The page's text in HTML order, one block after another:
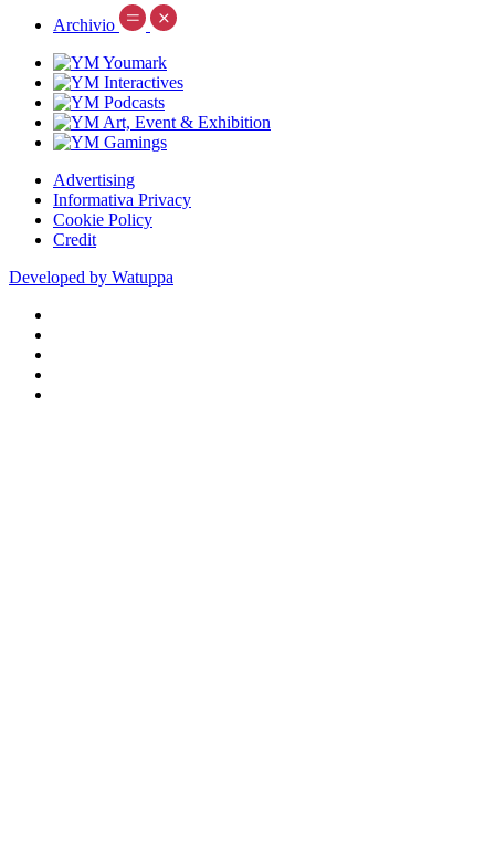
Archivio
Advertising
Informativa Privacy
Cookie Policy
Credit
Developed by Watuppa